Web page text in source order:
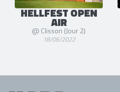
HELLFEST OPEN
AIR
@ Clisson (Jour 2)
18/06/2022